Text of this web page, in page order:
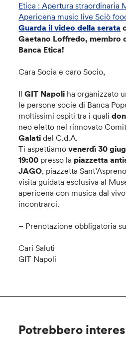
Etica : Apertura straordinaria
Apericena music live Sciò
Guarda il video della serata
Gaetano Loffredo, membro
Banca Etica!
Cara Socia e caro Socio,
IlGIT Napoli ha organizzato
le persone socie di Banca
moltissimi ospiti tra i quali
neo eletto nel rinnovato
Galatidel C.d.A.
Ti aspettiamovenerdì 30
19:00 presso la piazzetta
JAGO, piazzetta
visita guidata esclusiva al
apericena con musica dal
incontrarci.
– Prenotazione obbligatoria su
Cari Saluti
GIT Napoli
Potrebbero